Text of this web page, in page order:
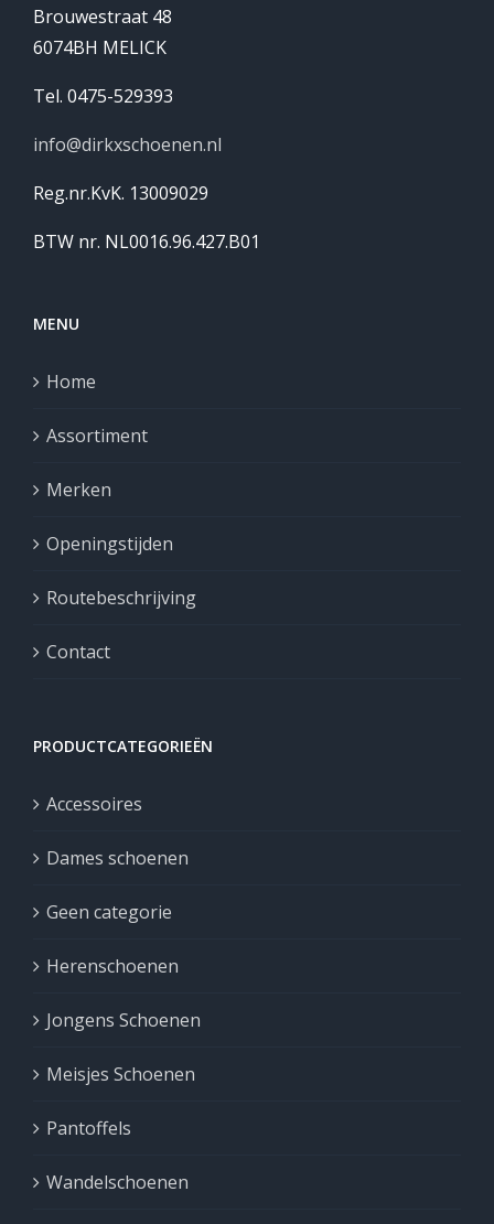
Brouwestraat 48
6074BH MELICK
Tel. 0475-529393
info@dirkxschoenen.nl
Reg.nr.KvK. 13009029
BTW nr. NL0016.96.427.B01
MENU
Home
Assortiment
Merken
Openingstijden
Routebeschrijving
Contact
PRODUCTCATEGORIEËN
Accessoires
Dames schoenen
Geen categorie
Herenschoenen
Jongens Schoenen
Meisjes Schoenen
Pantoffels
Wandelschoenen